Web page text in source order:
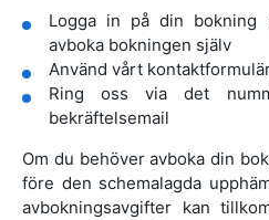
Logga in på din
avboka bokningen själv
Använd vårt
Ring oss via det
bekräftelsemail
Om du behöver avboka din
före den schemalagda
avbokningsavgifter kan